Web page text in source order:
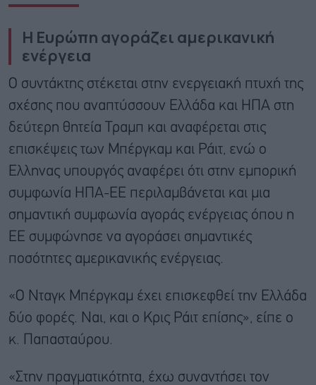
Η Ευρώπη αγοράζει αμερικανική
ενέργεια
Ο συντάκτης στέκεται στην ενεργειακή πτυχή της
σχέσης που αναπτύσσουν Ελλάδα και ΗΠΑ στη
δεύτερη θητεία Τραμπ και αναφέρεται στις
επισκέψεις των Μπέργκαμ και Ράιτ, ενώ ο
Ελληνας υπουργός αναφέρει ότι στην εμπορική
συμφωνία ΗΠΑ-ΕΕ περιλαμβάνεται και μια
σημαντική συμφωνία αγοράς ενέργειας όπου η
ΕΕ συμφώνησε να αγοράσει σημαντικές
ποσότητες αμερικανικής ενέργειας.
«Ο Νταγκ Μπέργκαμ έχει επισκεφθεί την Ελλάδα
δύο φορές. Ναι, και ο Κρις Ράιτ επίσης», είπε ο
κ. Παπασταύρου.
«Στην πραγματικότητα, έχω συναντήσει τον